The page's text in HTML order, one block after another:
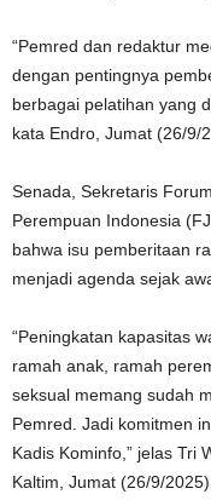
“Pemred dan redaktur
dengan pentingnya
berbagai pelatihan yang
kata Endro, Jumat (26/9/
Senada, Sekretaris
Perempuan Indonesia
bahwa isu pemberitaan
menjadi agenda sejak
“Peningkatan kapasitas
ramah anak, ramah
seksual memang sudah
Pemred. Jadi komitmen
Kadis Kominfo,” jelas Tri
Kaltim, Jumat (26/9/2025).